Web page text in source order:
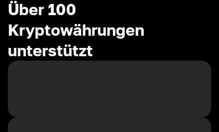
Über 100
Kryptowährungen
unterstützt